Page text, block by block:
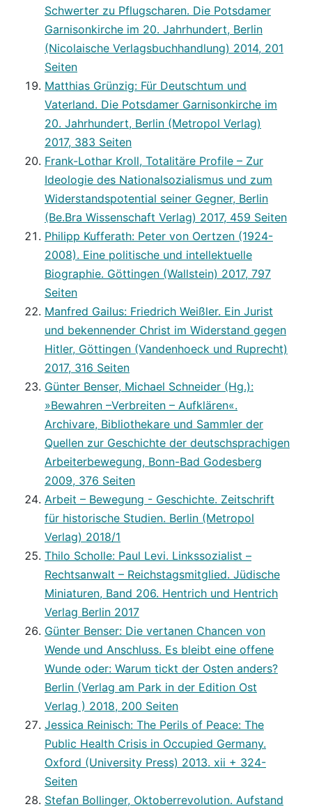
Schwerter zu Pflugscharen. Die Potsdamer
Garnisonkirche im 20. Jahrhundert, Berlin
(Nicolaische Verlagsbuchhandlung) 2014, 201
Seiten
Matthias Grünzig: Für Deutschtum und
Vaterland. Die Potsdamer Garnisonkirche im
20. Jahrhundert, Berlin (Metropol Verlag)
2017, 383 Seiten
Frank-Lothar Kroll, Totalitäre Profile – Zur
Ideologie des Nationalsozialismus und zum
Widerstandspotential seiner Gegner, Berlin
(Be.Bra Wissenschaft Verlag) 2017, 459 Seiten
Philipp Kufferath: Peter von Oertzen (1924-
2008). Eine politische und intellektuelle
Biographie. Göttingen (Wallstein) 2017, 797
Seiten
Manfred Gailus: Friedrich Weißler. Ein Jurist
und bekennender Christ im Widerstand gegen
Hitler, Göttingen (Vandenhoeck und Ruprecht)
2017, 316 Seiten
Günter Benser, Michael Schneider (Hg.):
»Bewahren –Verbreiten – Aufklären«.
Archivare, Bibliothekare und Sammler der
Quellen zur Geschichte der deutschsprachigen
Arbeiterbewegung, Bonn-Bad Godesberg
2009, 376 Seiten
Arbeit – Bewegung - Geschichte. Zeitschrift
für historische Studien. Berlin (Metropol
Verlag) 2018/1
Thilo Scholle: Paul Levi. Linkssozialist –
Rechtsanwalt – Reichstagsmitglied. Jüdische
Miniaturen, Band 206. Hentrich und Hentrich
Verlag Berlin 2017
Günter Benser: Die vertanen Chancen von
Wende und Anschluss. Es bleibt eine offene
Wunde oder: Warum tickt der Osten anders?
Berlin (Verlag am Park in der Edition Ost
Verlag ) 2018, 200 Seiten
Jessica Reinisch: The Perils of Peace: The
Public Health Crisis in Occupied Germany.
Oxford (University Press) 2013. xii + 324-
Seiten
Stefan Bollinger, Oktoberrevolution. Aufstand